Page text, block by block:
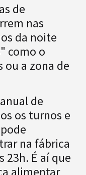
de
nas
da noite
como o
ou a zona de
de
os turnos e
na fábrica
23h. É aí que